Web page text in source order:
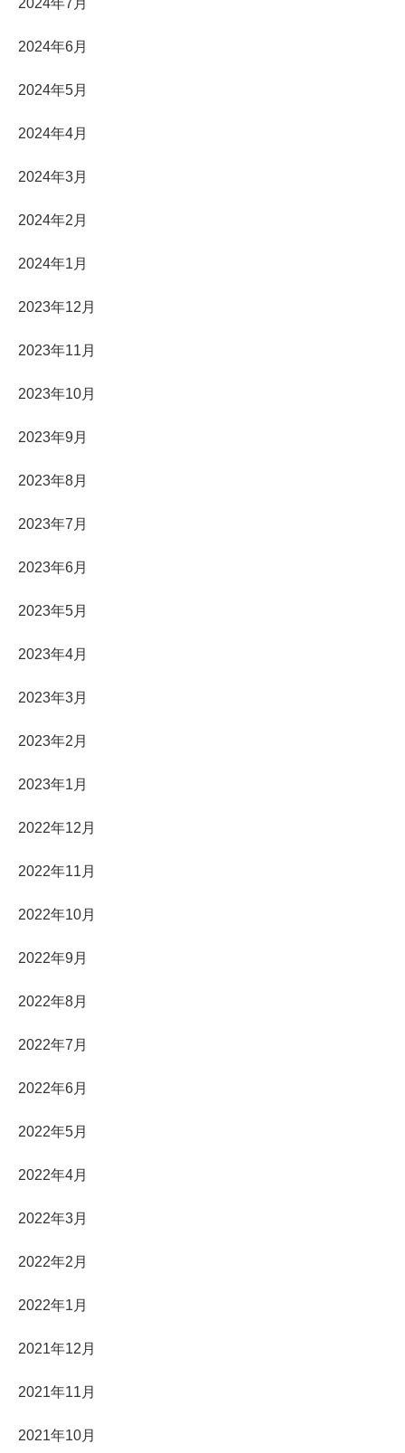
2024年7月
2024年6月
2024年5月
2024年4月
2024年3月
2024年2月
2024年1月
2023年12月
2023年11月
2023年10月
2023年9月
2023年8月
2023年7月
2023年6月
2023年5月
2023年4月
2023年3月
2023年2月
2023年1月
2022年12月
2022年11月
2022年10月
2022年9月
2022年8月
2022年7月
2022年6月
2022年5月
2022年4月
2022年3月
2022年2月
2022年1月
2021年12月
2021年11月
2021年10月